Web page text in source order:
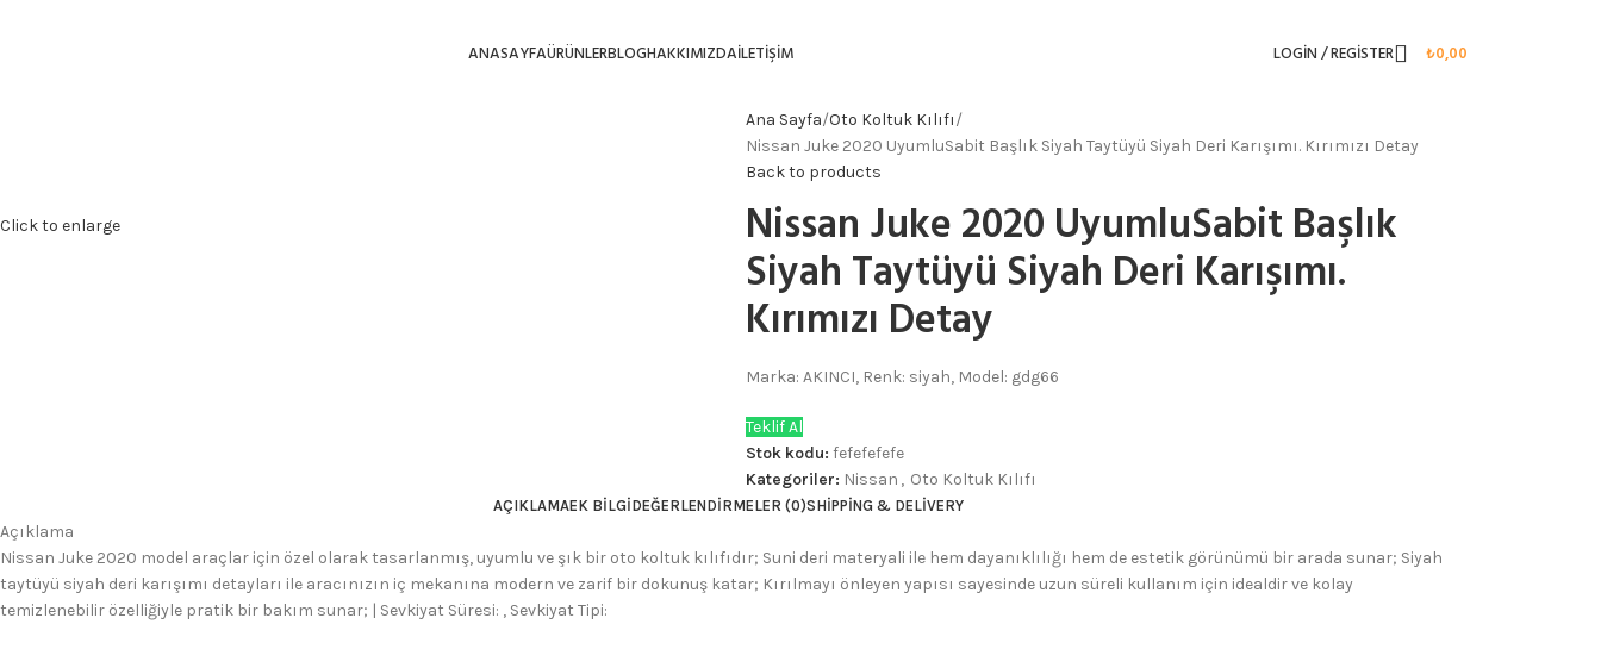
ANASAYFAÜRÜNLERBLOGHAKKIMIZDAİLETIŞIM LOGIN / REGISTER ₺0,00
Click to enlarge
Ana Sayfa Oto Koltuk Kılıfı
Nissan Juke 2020 UyumluSabit Başlık Siyah Taytüyü Siyah Deri Karışımı. Kırımızı Detay
Back to products
Nissan Juke 2020 UyumluSabit Başlık
Siyah Taytüyü Siyah Deri Karışımı.
Kırımızı Detay
Marka: AKINCI, Renk: siyah, Model: gdg66
Teklif Al
Stok kodu: fefefefefe
Kategoriler: Nissan , Oto Koltuk Kılıfı
AÇIKLAMAEK BILGIDEĞERLENDIRMELER (0)SHIPPING & DELIVERY
Açıklama
Nissan Juke 2020 model araçlar için özel olarak tasarlanmış, uyumlu ve şık bir oto koltuk kılıfıdır; Suni deri materyali ile hem dayanıklılığı hem de estetik görünümü bir arada sunar; Siyah
taytüyü siyah deri karışımı detayları ile aracınızın iç mekanına modern ve zarif bir dokunuş katar; Kırılmayı önleyen yapısı sayesinde uzun süreli kullanım için idealdir ve kolay
temizlenebilir özelliğiyle pratik bir bakım sunar; | Sevkiyat Süresi: , Sevkiyat Tipi: